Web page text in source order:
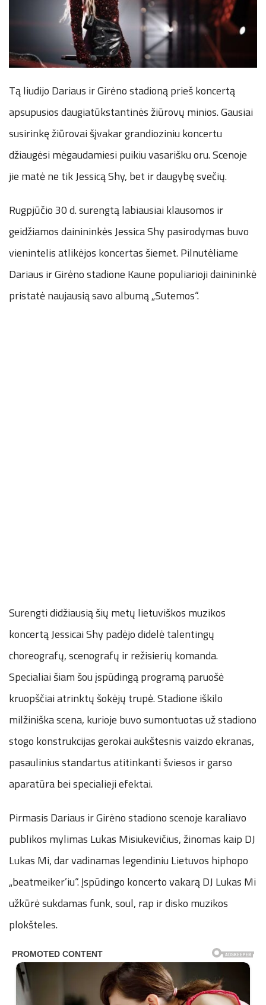
Tą liudijo Dariaus ir Girėno stadioną prieš koncertą
apsupusios daugiatūkstantinės žiūrovų minios. Gausiai
susirinkę žiūrovai šįvakar grandioziniu koncertu
džiaugėsi mėgaudamiesi puikiu vasarišku oru. Scenoje
jie matė ne tik Jessicą Shy, bet ir daugybę svečių.
Rugpjūčio 30 d. surengtą labiausiai klausomos ir
geidžiamos dainininkės Jessica Shy pasirodymas buvo
vienintelis atlikėjos koncertas šiemet. Pilnutėliame
Dariaus ir Girėno stadione Kaune populiarioji dainininkė
pristatė naujausią savo albumą „Sutemos“.
Surengti didžiausią šių metų lietuviškos muzikos
koncertą Jessicai Shy padėjo didelė talentingų
choreografų, scenografų ir režisierių komanda.
Specialiai šiam šou įspūdingą programą paruošė
kruopščiai atrinktų šokėjų trupė. Stadione iškilo
milžiniška scena, kurioje buvo sumontuotas už stadiono
stogo konstrukcijas gerokai aukštesnis vaizdo ekranas,
pasaulinius standartus atitinkanti šviesos ir garso
aparatūra bei specialieji efektai.
Pirmasis Dariaus ir Girėno stadiono scenoje karaliavo
publikos mylimas Lukas Misiukevičius, žinomas kaip DJ
Lukas Mi, dar vadinamas legendiniu Lietuvos hiphopo
„beatmeiker’iu“. Įspūdingo koncerto vakarą DJ Lukas Mi
užkūrė sukdamas funk, soul, rap ir disko muzikos
plokšteles.